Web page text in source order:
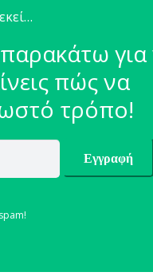
πώς να
τρόπο!
Εγγραφή